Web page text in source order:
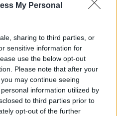
My Personal
sharing to third parties, or
sensitive information for
use the below opt-out
Please note that after your
may continue seeing
information utilized by
to third parties prior to
opt-out of the further
és Eugen Dumitrescu
Előadásukban
négykezes zongoraműve.
bemutatóként adják elő Ligeti
metronómracímű művét is,
a művészek a
ugyanis a koncertre